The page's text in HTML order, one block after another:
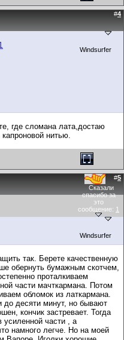
#4
Windsurfer
где сломана лата,достаю
нитью.
#5
Сказали
спасибо за
это
сообщение: 1
Windsurfer
так. Берете качественную
обернуть бумажным скотчем,
проталкиваем
части мачткармана. Потом
обломок из латкармана.
до десяти минут, но бывают
кончик застревает. Тогда
части , а
намного легче. Но на моей